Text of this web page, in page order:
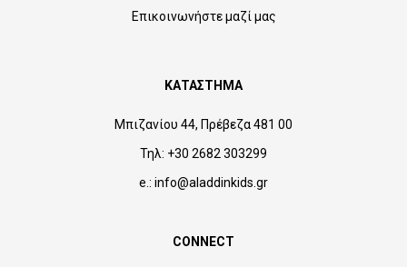
Επικοινωνήστε μαζί μας
ΚΑΤΑΣΤΗΜΑ
Μπιζανίου 44, Πρέβεζα 481 00
Τηλ: +30 2682 303299
e.: info@aladdinkids.gr
CONNECT